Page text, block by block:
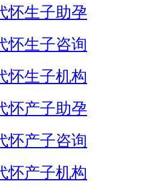
怀生子助孕
怀生子咨询
怀生子机构
怀产子助孕
怀产子咨询
怀产子机构